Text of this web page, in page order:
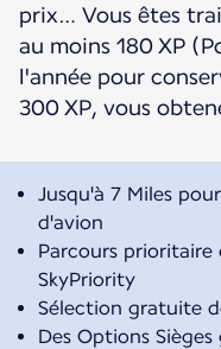
prix… Vous êtes
au moins 180 XP
l'année pour
300 XP, vous
Jusqu'à 7 Miles
d'avion
Parcours
SkyPriority
Sélection gratuite
Des Options